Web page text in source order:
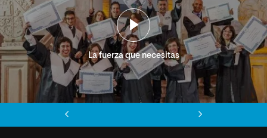
La fuerza que necesitas